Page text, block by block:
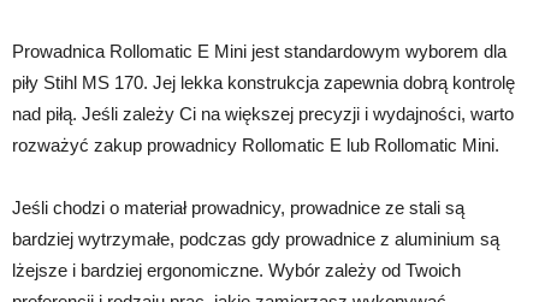
Prowadnica Rollomatic E Mini jest standardowym wyborem dla
piły Stihl MS 170. Jej lekka konstrukcja zapewnia dobrą kontrolę
nad piłą. Jeśli zależy Ci na większej precyzji i wydajności, warto
rozważyć zakup prowadnicy Rollomatic E lub Rollomatic Mini.
Jeśli chodzi o materiał prowadnicy, prowadnice ze stali są
bardziej wytrzymałe, podczas gdy prowadnice z aluminium są
lżejsze i bardziej ergonomiczne. Wybór zależy od Twoich